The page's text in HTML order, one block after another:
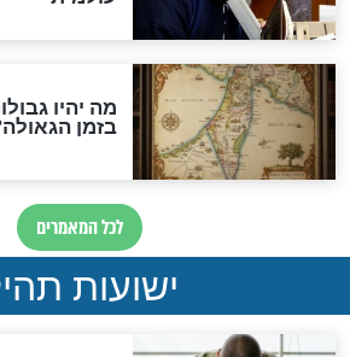
האם לאחר בוא
אפשר לחזור
לכל המאמרים